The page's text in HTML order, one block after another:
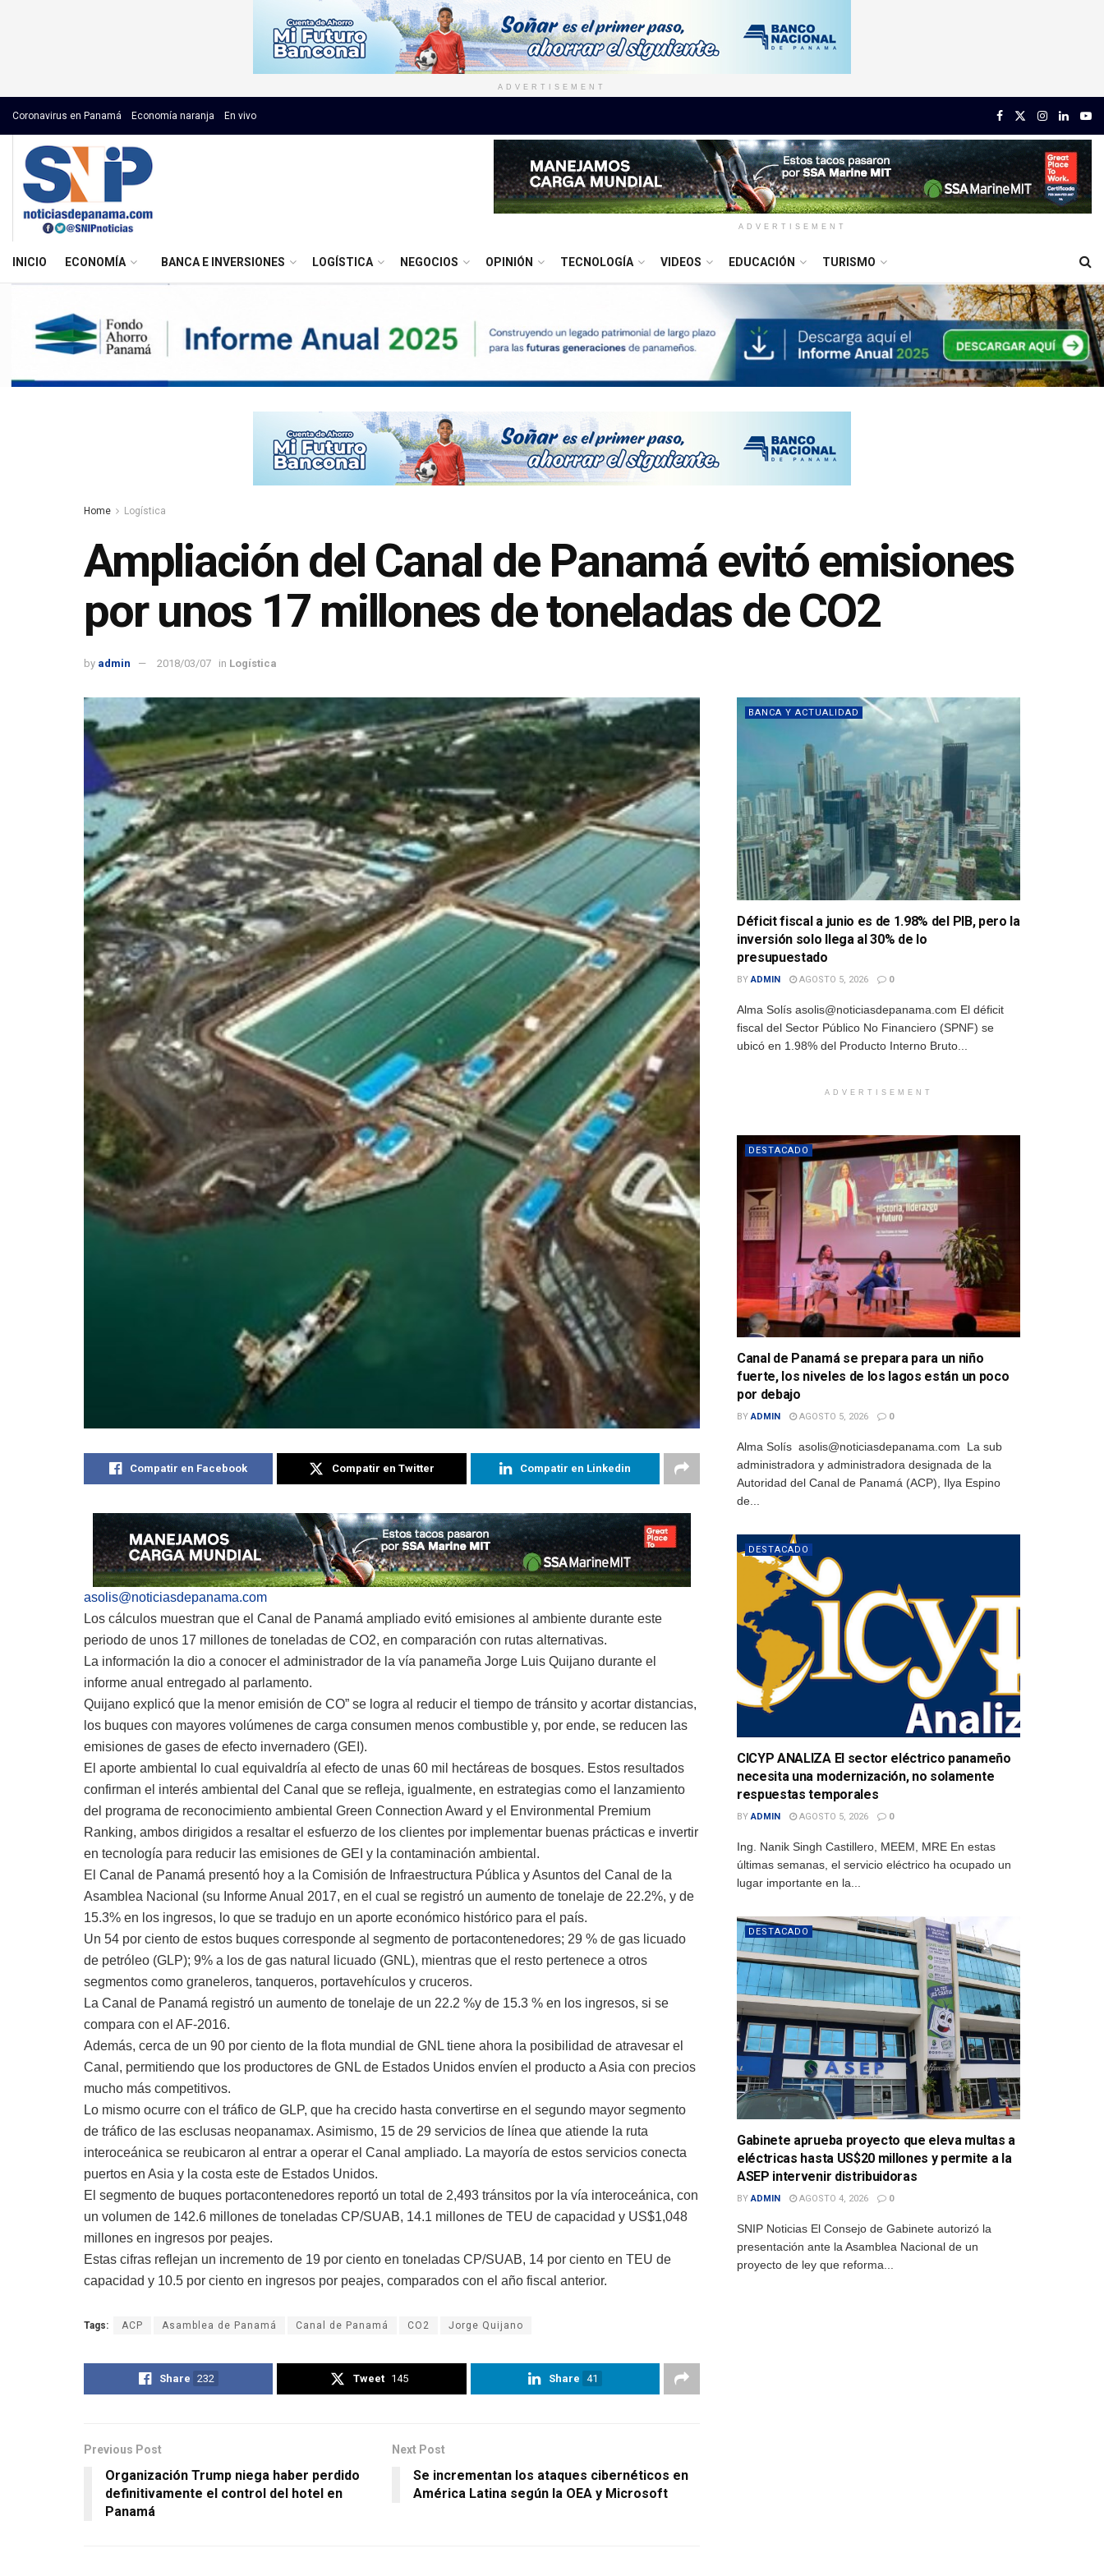
ADVERTISEMENT
Coronavirus en Panamá Economía naranja En vivo
ADVERTISEMENT
INICIO ECONOMÍA BANCA E INVERSIONES LOGÍSTICA NEGOCIOS OPINIÓN TECNOLOGÍA VIDEOS EDUCACIÓN TURISMO
Home Logística
Ampliación del Canal de Panamá evitó emisiones
por unos 17 millones de toneladas de CO2
by admin 2018/03/07 in Logística
Compatir en Facebook Compatir en Twitter Compatir en Linkedin
asolis@noticiasdepanama.com
Los cálculos muestran que el Canal de Panamá ampliado evitó emisiones al ambiente durante este
periodo de unos 17 millones de toneladas de CO2, en comparación con rutas alternativas.
La información la dio a conocer el administrador de la vía panameña Jorge Luis Quijano durante el
informe anual entregado al parlamento.
Quijano explicó que la menor emisión de CO” se logra al reducir el tiempo de tránsito y acortar distancias,
los buques con mayores volúmenes de carga consumen menos combustible y, por ende, se reducen las
emisiones de gases de efecto invernadero (GEI).
El aporte ambiental lo cual equivaldría al efecto de unas 60 mil hectáreas de bosques. Estos resultados
confirman el interés ambiental del Canal que se refleja, igualmente, en estrategias como el lanzamiento
del programa de reconocimiento ambiental Green Connection Award y el Environmental Premium
Ranking, ambos dirigidos a resaltar el esfuerzo de los clientes por implementar buenas prácticas e invertir
en tecnología para reducir las emisiones de GEI y la contaminación ambiental.
El Canal de Panamá presentó hoy a la Comisión de Infraestructura Pública y Asuntos del Canal de la
Asamblea Nacional (su Informe Anual 2017, en el cual se registró un aumento de tonelaje de 22.2%, y de
15.3% en los ingresos, lo que se tradujo en un aporte económico histórico para el país.
Un 54 por ciento de estos buques corresponde al segmento de portacontenedores; 29 % de gas licuado
de petróleo (GLP); 9% a los de gas natural licuado (GNL), mientras que el resto pertenece a otros
segmentos como graneleros, tanqueros, portavehículos y cruceros.
La Canal de Panamá registró un aumento de tonelaje de un 22.2 %y de 15.3 % en los ingresos, si se
compara con el AF-2016.
Además, cerca de un 90 por ciento de la flota mundial de GNL tiene ahora la posibilidad de atravesar el
Canal, permitiendo que los productores de GNL de Estados Unidos envíen el producto a Asia con precios
mucho más competitivos.
Lo mismo ocurre con el tráfico de GLP, que ha crecido hasta convertirse en el segundo mayor segmento
de tráfico de las esclusas neopanamax. Asimismo, 15 de 29 servicios de línea que atiende la ruta
interoceánica se reubicaron al entrar a operar el Canal ampliado. La mayoría de estos servicios conecta
puertos en Asia y la costa este de Estados Unidos.
El segmento de buques portacontenedores reportó un total de 2,493 tránsitos por la vía interoceánica, con
un volumen de 142.6 millones de toneladas CP/SUAB, 14.1 millones de TEU de capacidad y US$1,048
millones en ingresos por peajes.
Estas cifras reflejan un incremento de 19 por ciento en toneladas CP/SUAB, 14 por ciento en TEU de
capacidad y 10.5 por ciento en ingresos por peajes, comparados con el año fiscal anterior.
Tags: ACP Asamblea de Panamá Canal de Panamá CO2 Jorge Quijano
Share 232 Tweet 145 Share 41
Previous Post
Organización Trump niega haber perdido
definitivamente el control del hotel en
Panamá
Next Post
Se incrementan los ataques cibernéticos en
América Latina según la OEA y Microsoft
BANCA Y ACTUALIDAD
Déficit fiscal a junio es de 1.98% del PIB, pero la
inversión solo llega al 30% de lo
presupuestado
BY ADMIN AGOSTO 5, 2026 0
Alma Solís asolis@noticiasdepanama.com El déficit
fiscal del Sector Público No Financiero (SPNF) se
ubicó en 1.98% del Producto Interno Bruto...
ADVERTISEMENT
DESTACADO
Canal de Panamá se prepara para un niño
fuerte, los niveles de los lagos están un poco
por debajo
BY ADMIN AGOSTO 5, 2026 0
Alma Solís asolis@noticiasdepanama.com La sub
administradora y administradora designada de la
Autoridad del Canal de Panamá (ACP), Ilya Espino
de...
DESTACADO
CICYP ANALIZA El sector eléctrico panameño
necesita una modernización, no solamente
respuestas temporales
BY ADMIN AGOSTO 5, 2026 0
Ing. Nanik Singh Castillero, MEEM, MRE En estas
últimas semanas, el servicio eléctrico ha ocupado un
lugar importante en la...
DESTACADO
Gabinete aprueba proyecto que eleva multas a
eléctricas hasta US$20 millones y permite a la
ASEP intervenir distribuidoras
BY ADMIN AGOSTO 4, 2026 0
SNIP Noticias El Consejo de Gabinete autorizó la
presentación ante la Asamblea Nacional de un
proyecto de ley que reforma...